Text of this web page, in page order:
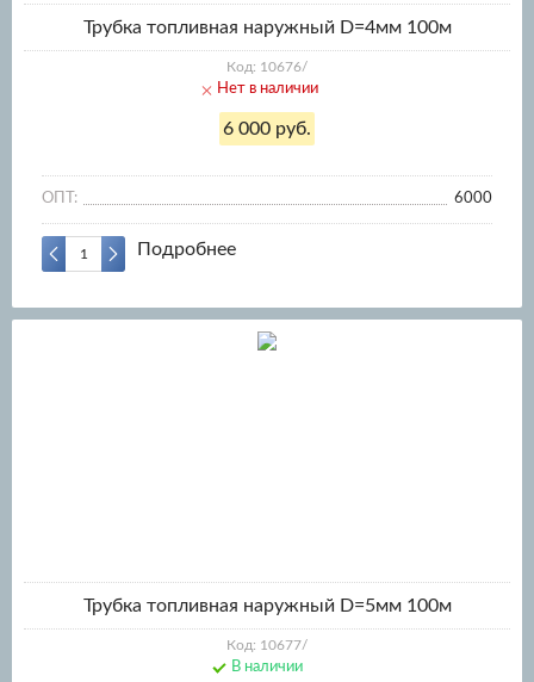
Трубка топливная наружный D=4мм 100м
Код: 10676/
Нет в наличии
6 000 руб.
ОПТ: 6000
Подробнее
Трубка топливная наружный D=5мм 100м
Код: 10677/
В наличии